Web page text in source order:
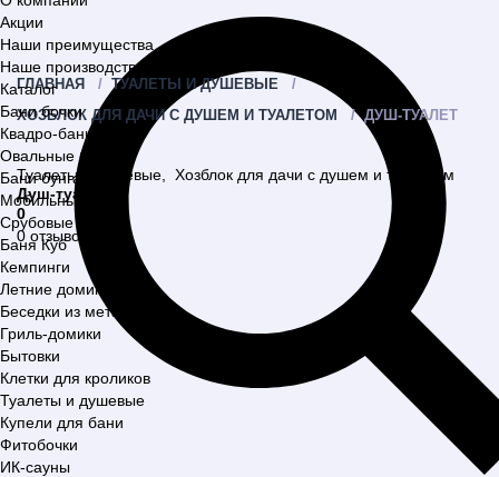
Акции
Наши преимущества
Наше производство
Каталог
Бани бочки
Квадро-бани
Овальные бани
Бани бунгало
Мобильные бани
Срубовые бани
Баня Куб
Кемпинги
Летние домики
Беседки из металла
Гриль-домики
Бытовки
Клетки для кроликов
Туалеты и душевые
Купели для бани
Фитобочки
ИК-сауны
ГЛАВНАЯ
ТУАЛЕТЫ И ДУШЕВЫЕ
ХОЗБЛОК ДЛЯ ДАЧИ С ДУШЕМ И ТУАЛЕТОМ
ДУШ-ТУАЛЕТ
Туалеты и душевые
Хозблок для дачи с душем и туалетом
Душ-туалет
0
0 отзывов